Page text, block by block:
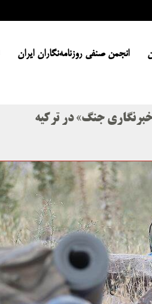
انجمن صنفی روزنامه‌نگاران ایران
جنگ» در ترکیه